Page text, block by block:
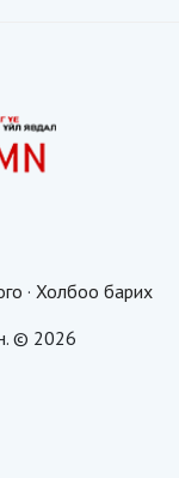
· Холбоо барих
© 2026